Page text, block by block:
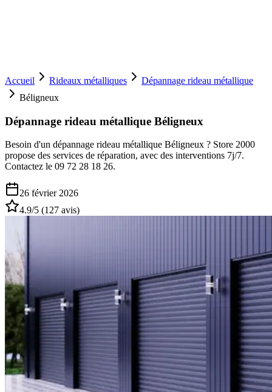
Accueil Rideaux métalliques
Dépannage rideau métallique
Béligneux
Dépannage rideau métallique Béligneux
Besoin d'un dépannage rideau métallique Béligneux ? Store 2000
propose des services de réparation, avec des interventions 7j/7.
Contactez le 09 72 28 18 26.
26 février 2026
4.9/5 (127 avis)